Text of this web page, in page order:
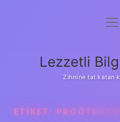
Yasal
Lezzetli Bilgi
Zihnine tat katan
ETIKET: